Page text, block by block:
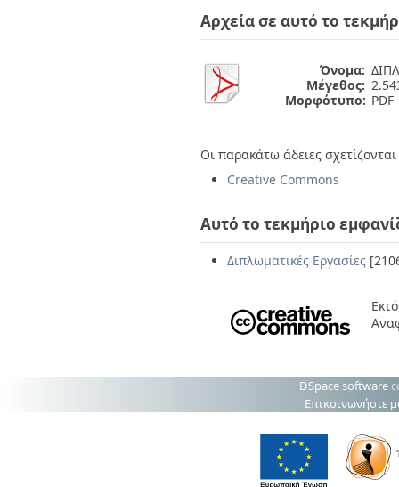
Αρχεία σε αυτό το
Όνομα:
Μέγεθος:
Μορφότυπο: PDF
Οι παρακάτω άδειες
Creative Commons
Αυτό το τεκμήριο
Διπλωματικές Εργασίες
DSpace software
Επικοινωνήστε